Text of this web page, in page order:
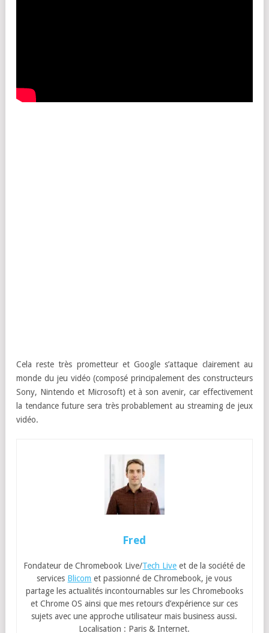
Cela reste très prometteur et Google s’attaque clairement au
monde du jeu vidéo (composé principalement des constructeurs
Sony, Nintendo et Microsoft) et à son avenir, car effectivement
la tendance future sera très probablement au streaming de jeux
vidéo.
Fred
Fondateur de Chromebook Live/Tech Live et de la société de
services Blicom et passionné de Chromebook, je vous
partage les actualités incontournables sur les Chromebooks
et Chrome OS ainsi que mes retours d’expérience sur ces
sujets avec une approche utilisateur mais business aussi.
Localisation : Paris & Internet.